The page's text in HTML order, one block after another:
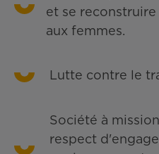
et se
aux femmes.
Lutte contre le
Société à
respect